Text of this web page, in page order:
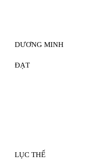
DƯƠNG MINH
ĐẠT
LỤC THẾ